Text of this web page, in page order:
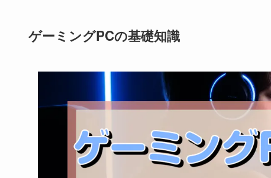
ゲーミングPCの基礎知識